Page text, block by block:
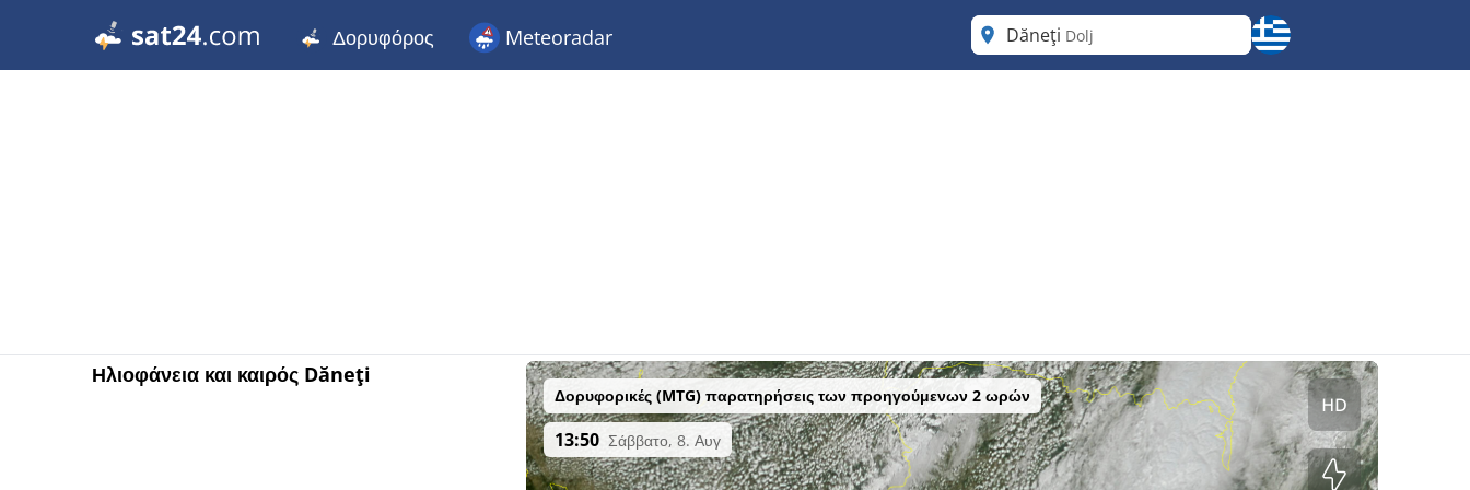
Δορυφόρος Meteoradar Dăneţi Dolj
Ηλιοφάνεια και καιρός Dăneţi
Δορυφορικές (MTG) παρατηρήσεις των προηγούμενων 2 ωρών
13:50 Σάββατο, 8. Αυγ